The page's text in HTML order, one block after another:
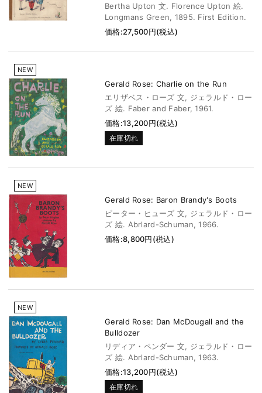
Bertha Upton 文. Florence Upton 絵.
Longmans Green, 1895. First Edition.
価格:27,500円(税込)
NEW
Gerald Rose: Charlie on the Run
エリザベス・ローズ 文, ジェラルド・ロー
ズ 絵. Faber and Faber, 1961.
価格:13,200円(税込)
在庫切れ
NEW
Gerald Rose: Baron Brandy's Boots
ピーター・ヒューズ 文, ジェラルド・ロー
ズ 絵. Abrlard-Schuman, 1966.
価格:8,800円(税込)
NEW
Gerald Rose: Dan McDougall and the
Bulldozer
リディア・ペンダー 文, ジェラルド・ロー
ズ 絵. Abrlard-Schuman, 1963.
価格:13,200円(税込)
在庫切れ